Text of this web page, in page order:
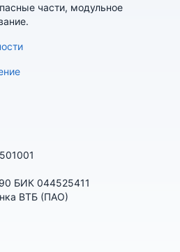
части, модульное
БИК 044525411
ВТБ (ПАО)